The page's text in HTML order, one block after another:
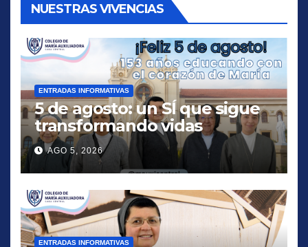
NUESTRAS VIVENCIAS
ENTRADAS INFORMATIVAS
5 de agosto: un SÍ que sigue
transformando vidas
AGO 5, 2026
ENTRADAS INFORMATIVAS